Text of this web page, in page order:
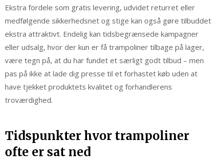
Ekstra fordele som gratis levering, udvidet returret eller
medfølgende sikkerhedsnet og stige kan også gøre tilbuddet
ekstra attraktivt. Endelig kan tidsbegrænsede kampagner
eller udsalg, hvor der kun er få trampoliner tilbage på lager,
være tegn på, at du har fundet et særligt godt tilbud – men
pas på ikke at lade dig presse til et forhastet køb uden at
have tjekket produktets kvalitet og forhandlerens
troværdighed.
Tidspunkter hvor trampoliner
ofte er sat ned